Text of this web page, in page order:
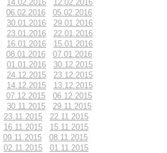
14.02.2016
12.02.2016
06.02.2016
05.02.2016
30.01.2016
29.01.2016
23.01.2016
22.01.2016
16.01.2016
15.01.2016
08.01.2016
07.01.2016
01.01.2016
30.12.2015
24.12.2015
23.12.2015
14.12.2015
13.12.2015
07.12.2015
06.12.2015
30.11.2015
29.11.2015
23.11.2015
22.11.2015
16.11.2015
15.11.2015
09.11.2015
08.11.2015
02.11.2015
01.11.2015